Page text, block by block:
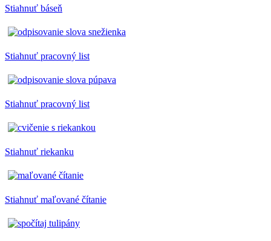
Stiahnuť báseň
Stiahnuť pracovný list
Stiahnuť pracovný list
Stiahnuť riekanku
Stiahnuť maľované čítanie